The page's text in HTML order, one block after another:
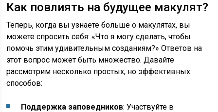
Как повлиять на будущее макулят?
Теперь, когда вы узнаете больше о макулятах, вы
можете спросить себя: «Что я могу сделать, чтобы
помочь этим удивительным созданиям?» Ответов на
этот вопрос может быть множество. Давайте
рассмотрим несколько простых, но эффективных
способов:
Поддержка заповедников: Участвуйте в